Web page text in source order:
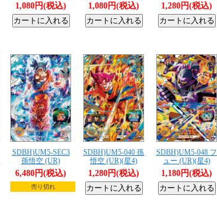
1,080円(税込) 1,080円(税込) 1,280円(税込)
SDBH)UM5-SEC3
孫悟空 (UR)
6,480円(税込)
売り切れ
SDBH)UM5-040 孫
悟空 (UR)(星4)
1,280円(税込)
SDBH)UM5-048 フ
ュー (UR)(星4)
1,180円(税込)